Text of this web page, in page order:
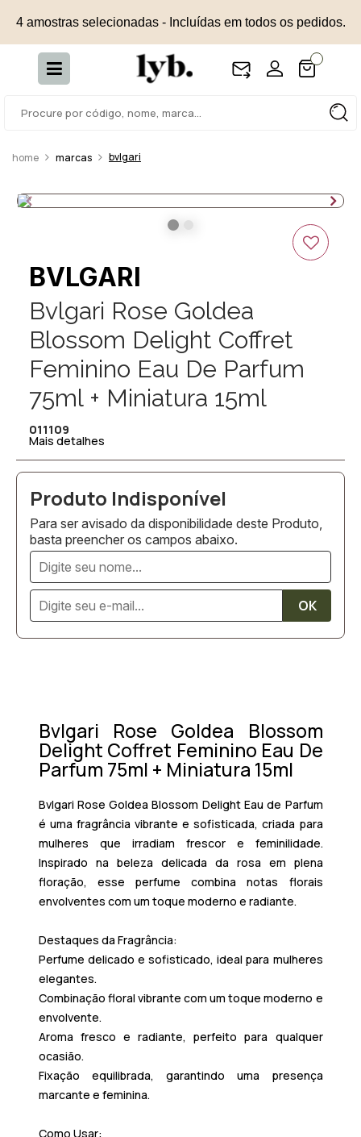
4 amostras selecionadas - Incluídas em todos os pedidos.
marcas bvlgari
BVLGARI
Bvlgari Rose Goldea
Blossom Delight Coffret
Feminino Eau De Parfum
75ml + Miniatura 15ml
011109
Mais detalhes
Para ser avisado da disponibilidade deste Produto,
basta preencher os campos abaixo.
Bvlgari Rose Goldea Blossom
Delight Coffret Feminino Eau De
Parfum 75ml + Miniatura 15ml
Bvlgari Rose Goldea Blossom Delight Eau de Parfum
é uma fragrância vibrante e sofisticada, criada para
mulheres que irradiam frescor e feminilidade.
Inspirado na beleza delicada da rosa em plena
floração, esse perfume combina notas florais
envolventes com um toque moderno e radiante.
Destaques da Fragrância:
Perfume delicado e sofisticado, ideal para mulheres
elegantes.
Combinação floral vibrante com um toque moderno e
envolvente.
Aroma fresco e radiante, perfeito para qualquer
ocasião.
Fixação equilibrada, garantindo uma presença
marcante e feminina.
Como Usar: